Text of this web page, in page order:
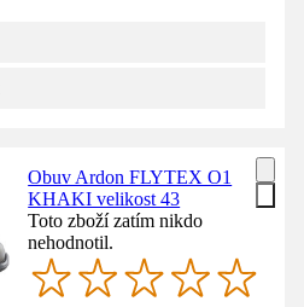
Obuv Ardon FLYTEX O1
KHAKI velikost 43
Toto zboží zatím nikdo
nehodnotil.